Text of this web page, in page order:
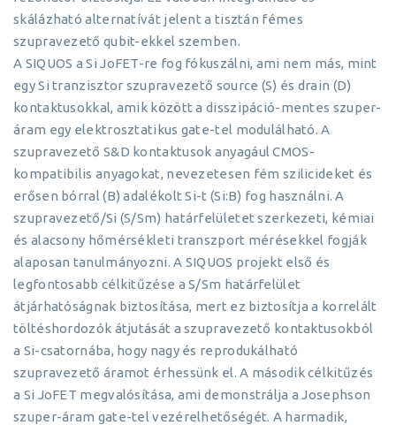
skálázható alternatívát jelent a tisztán fémes
szupravezető qubit-ekkel szemben.
A SIQUOS a Si JoFET-re fog fókuszálni, ami nem más, mint
egy Si tranzisztor szupravezető source (S) és drain (D)
kontaktusokkal, amik között a disszipáció-mentes szuper-
áram egy elektrosztatikus gate-tel modulálható. A
szupravezető S&D kontaktusok anyagául CMOS-
kompatibilis anyagokat, nevezetesen fém szilicideket és
erősen bórral (B) adalékolt Si-t (Si:B) fog használni. A
szupravezető/Si (S/Sm) határfelületet szerkezeti, kémiai
és alacsony hőmérsékleti transzport mérésekkel fogják
alaposan tanulmányozni. A SIQUOS projekt első és
legfontosabb célkitűzése a S/Sm határfelület
átjárhatóságnak biztosítása, mert ez biztosítja a korrelált
töltéshordozók átjutását a szupravezető kontaktusokból
a Si-csatornába, hogy nagy és reprodukálható
szupravezető áramot érhessünk el. A második célkitűzés
a Si JoFET megvalósítása, ami demonstrálja a Josephson
szuper-áram gate-tel vezérelhetőségét. A harmadik,